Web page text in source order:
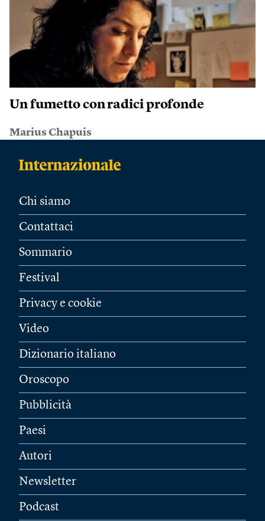
Un fumetto con radici profonde
Marius Chapuis
Chi siamo
Contattaci
Sommario
Festival
Privacy e cookie
Video
Dizionario italiano
Oroscopo
Pubblicità
Paesi
Autori
Newsletter
Podcast